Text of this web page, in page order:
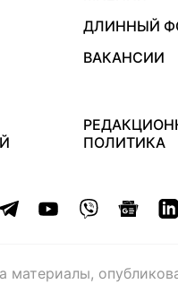
ДЛИННЫЙ
ВАКАНСИИ
ПОЛИТИКА
материалы,